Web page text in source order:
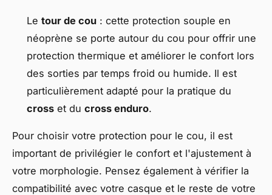
Le tour de cou : cette protection souple en
néoprène se porte autour du cou pour offrir une
protection thermique et améliorer le confort lors
des sorties par temps froid ou humide. Il est
particulièrement adapté pour la pratique du
cross et du cross enduro.
Pour choisir votre protection pour le cou, il est
important de privilégier le confort et l'ajustement à
votre morphologie. Pensez également à vérifier la
compatibilité avec votre casque et le reste de votre